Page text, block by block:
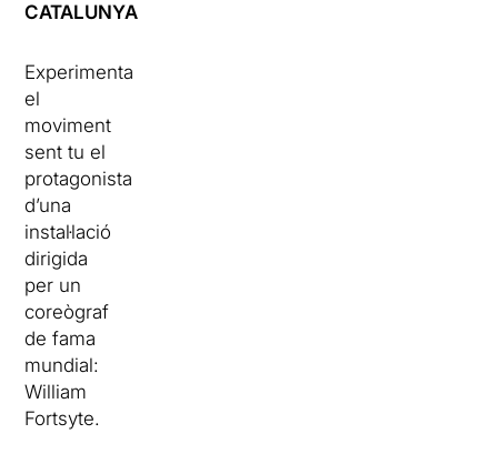
CATALUNYA
Experimenta
el
moviment
sent tu el
protagonista
d’una
instal·lació
dirigida
per un
coreògraf
de fama
mundial:
William
Fortsyte.